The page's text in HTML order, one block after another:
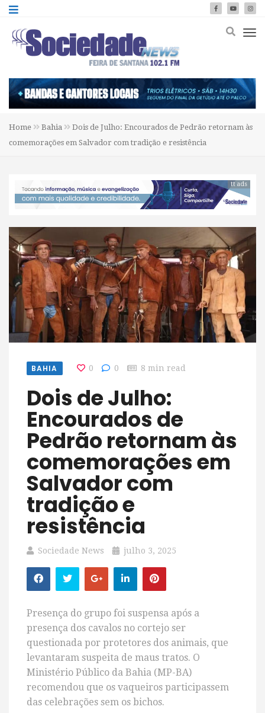
Home Bahia
Dois de Julho: Encourados de Pedrão retornam às
comemorações em Salvador com tradição e resistência
tt ads
BAHIA 0 0 8 min read
Dois de Julho:
Encourados de
Pedrão retornam às
comemorações em
Salvador com
tradição e
resistência
Sociedade News julho 3, 2025
Presença do grupo foi suspensa após a
presença dos cavalos no cortejo ser
questionada por protetores dos animais, que
levantaram suspeita de maus tratos. O
Ministério Público da Bahia (MP-BA)
recomendou que os vaqueiros participassem
das celebrações sem os bichos.